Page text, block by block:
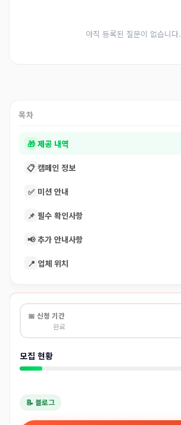
아직 등록된 질문이 없습니다.
목차
🎁 제공 내역
📋 캠페인 정보
✅ 미션 안내
📌 필수 확인사항
📢 추가 안내사항
📍 업체 위치
📅 신청 기간
완료
모집 현황
📝 블로그